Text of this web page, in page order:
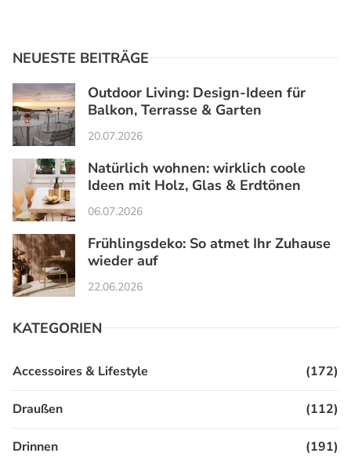
NEUESTE BEITRÄGE
Outdoor Living: Design-Ideen für
Balkon, Terrasse & Garten
20.07.2026
Natürlich wohnen: wirklich coole
Ideen mit Holz, Glas & Erdtönen
06.07.2026
Frühlingsdeko: So atmet Ihr Zuhause
wieder auf
22.06.2026
KATEGORIEN
Accessoires & Lifestyle (172)
Draußen (112)
Drinnen (191)